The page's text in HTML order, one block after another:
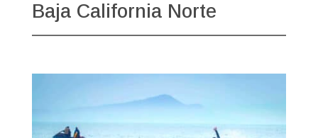
Baja California Norte